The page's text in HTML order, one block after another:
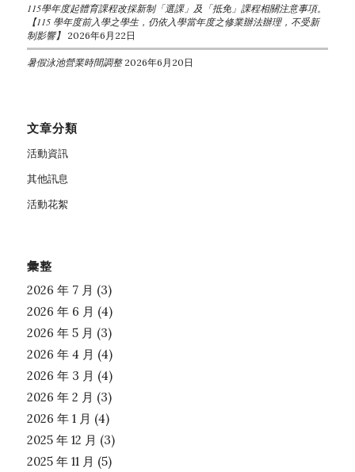
115學年度起體育課程改採新制「選課」及「抵免」課程相關注意事項。
【115 學年度前入學之學生，仍依入學當年度之修業辦法辦理，不受新
制影響】 2026年6月22日
暑假泳池營業時間調整 2026年6月20日
文章分類
活動資訊
其他訊息
活動花絮
彙整
2026 年 7 月 (3)
2026 年 6 月 (4)
2026 年 5 月 (3)
2026 年 4 月 (4)
2026 年 3 月 (4)
2026 年 2 月 (3)
2026 年 1 月 (4)
2025 年 12 月 (3)
2025 年 11 月 (5)